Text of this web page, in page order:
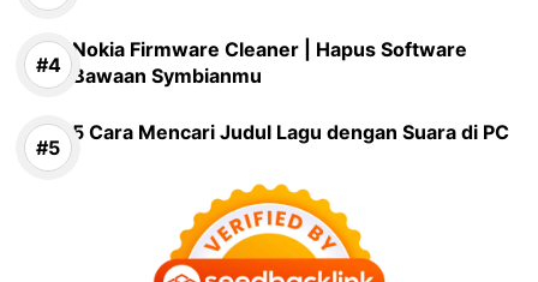
Nokia Firmware Cleaner | Hapus Software
Bawaan Symbianmu
5 Cara Mencari Judul Lagu dengan Suara di PC